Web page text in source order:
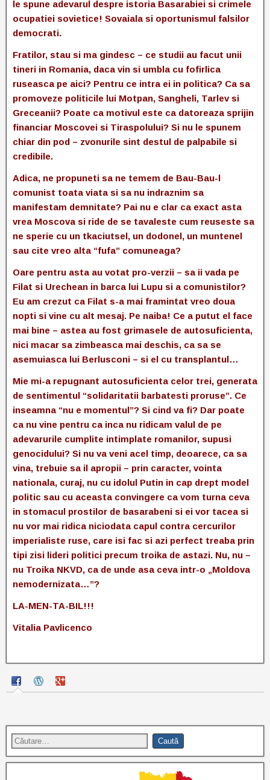
le spune adevarul despre istoria Basarabiei si crimele
ocupatiei sovietice! Sovaiala si oportunismul falsilor
democrati.
Fratilor, stau si ma gindesc – ce studii au facut unii
tineri in Romania, daca vin si umbla cu fofirlica
ruseasca pe aici? Pentru ce intra ei in politica? Ca sa
promoveze politicile lui Motpan, Sangheli, Tarlev si
Greceanii? Poate ca motivul este ca datoreaza sprijin
financiar Moscovei si Tiraspolului? Si nu le spunem
chiar din pod – zvonurile sint destul de palpabile si
credibile.
Adica, ne propuneti sa ne temem de Bau-Bau-l
comunist toata viata si sa nu indraznim sa
manifestam demnitate? Pai nu e clar ca exact asta
vrea Moscova si ride de se tavaleste cum reuseste sa
ne sperie cu un tkaciutsel, un dodonel, un muntenel
sau cite vreo alta “fufa” comuneaga?
Oare pentru asta au votat pro-verzii – sa ii vada pe
Filat si Urechean in barca lui Lupu si a comunistilor?
Eu am crezut ca Filat s-a mai framintat vreo doua
nopti si vine cu alt mesaj. Pe naiba! Ce a putut el face
mai bine – astea au fost grimasele de autosuficienta,
nici macar sa zimbeasca mai deschis, ca sa se
asemuiasca lui Berlusconi – si el cu transplantul…
Mie mi-a repugnant autosuficienta celor trei, generata
de sentimentul “solidaritatii barbatesti proruse”. Ce
inseamna “nu e momentul”? Si cind va fi? Dar poate
ca nu vine pentru ca inca nu ridicam valul de pe
adevarurile cumplite intimplate romanilor, supusi
genocidului? Si nu va veni acel timp, deoarece, ca sa
vina, trebuie sa il apropii – prin caracter, vointa
nationala, curaj, nu cu idolul Putin in cap drept model
politic sau cu aceasta convingere ca vom turna ceva
in stomacul prostilor de basarabeni si ei vor tacea si
nu vor mai ridica niciodata capul contra cercurilor
imperialiste ruse, care isi fac si azi perfect treaba prin
tipi zisi lideri politici precum troika de astazi. Nu, nu –
nu Troika NKVD, ca de unde asa ceva intr-o „Moldova
nemodernizata…”?
LA-MEN-TA-BIL!!!
Vitalia Pavlicenco